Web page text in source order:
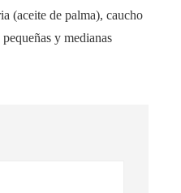
(aceite de palma), caucho
y medianas